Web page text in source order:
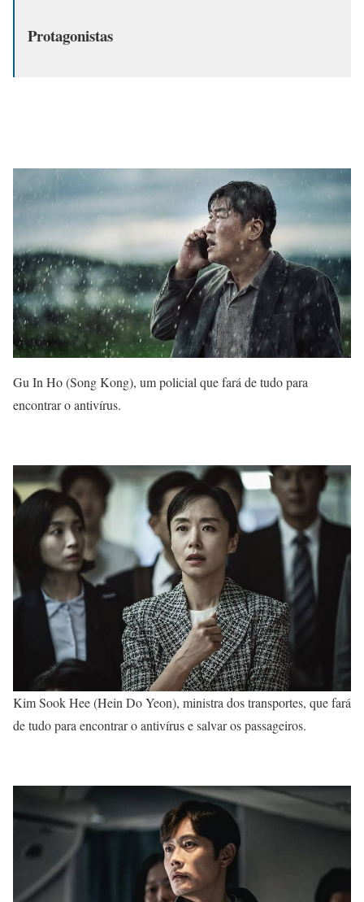
Protagonistas
Gu In Ho (Song Kong), um policial que fará de tudo para
encontrar o antivírus.
Kim Sook Hee (Hein Do Yeon), ministra dos transportes, que fará
de tudo para encontrar o antivírus e salvar os passageiros.